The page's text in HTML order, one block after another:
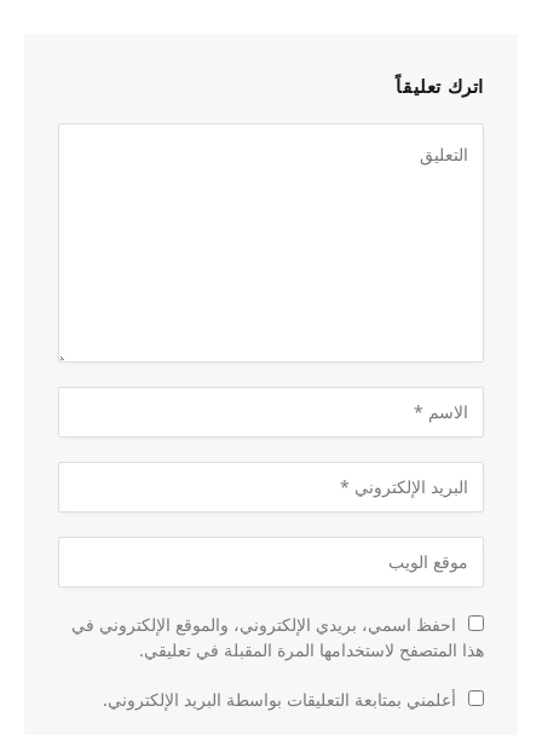
اترك تعليقاً
احفظ اسمي، بريدي الإلكتروني، والموقع الإلكتروني في
هذا المتصفح لاستخدامها المرة المقبلة في تعليقي.
أعلمني بمتابعة التعليقات بواسطة البريد الإلكتروني.